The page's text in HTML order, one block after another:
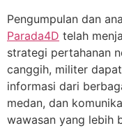
Pengumpulan dan
Parada4D telah
strategi pertahanan
canggih, militer
informasi dari
medan, dan
wawasan yang lebih